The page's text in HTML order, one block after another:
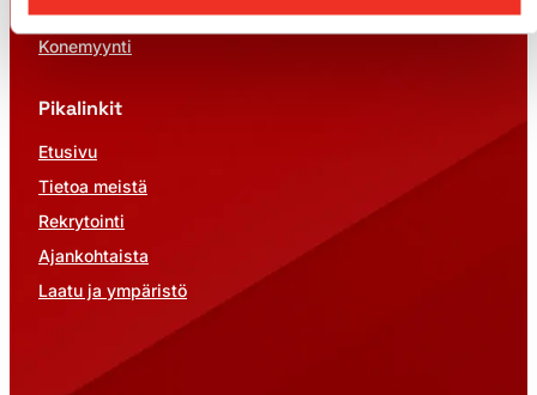
Palvelut
Konemyynti
Pikalinkit
Etusivu
Tietoa meistä
Rekrytointi
Ajankohtaista
Laatu ja ympäristö